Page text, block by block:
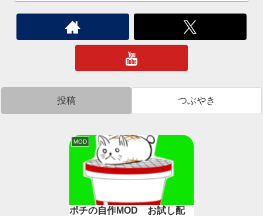
投稿 つぶやき
MOD
ポチの自作MOD お試し配